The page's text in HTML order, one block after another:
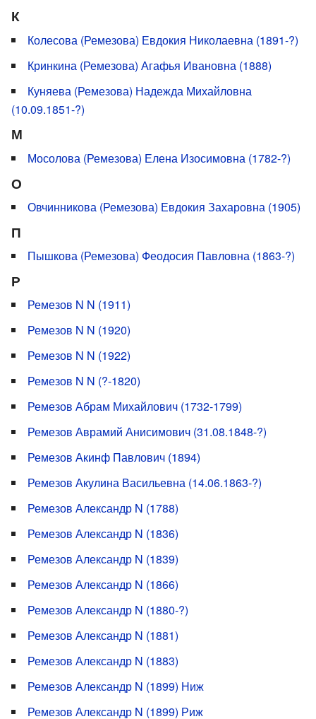
К
Колесова (Ремезова) Евдокия Николаевна (1891-?)
Кринкина (Ремезова) Агафья Ивановна (1888)
Куняева (Ремезова) Надежда Михайловна
(10.09.1851-?)
М
Мосолова (Ремезова) Елена Изосимовна (1782-?)
О
Овчинникова (Ремезова) Евдокия Захаровна (1905)
П
Пышкова (Ремезова) Феодосия Павловна (1863-?)
Р
Ремезов N N (1911)
Ремезов N N (1920)
Ремезов N N (1922)
Ремезов N N (?-1820)
Ремезов Абрам Михайлович (1732-1799)
Ремезов Аврамий Анисимович (31.08.1848-?)
Ремезов Акинф Павлович (1894)
Ремезов Акулина Васильевна (14.06.1863-?)
Ремезов Александр N (1788)
Ремезов Александр N (1836)
Ремезов Александр N (1839)
Ремезов Александр N (1866)
Ремезов Александр N (1880-?)
Ремезов Александр N (1881)
Ремезов Александр N (1883)
Ремезов Александр N (1899) Ниж
Ремезов Александр N (1899) Риж